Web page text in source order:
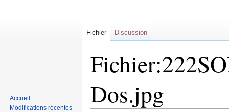
Dos.jpg
Fichier Discussion
Accueil
Modifications récentes